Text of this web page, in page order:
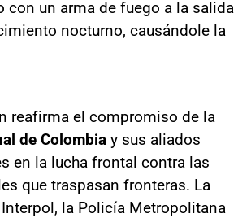
con un arma de fuego a la salida
nocturno, causándole la
reafirma el compromiso de la
de Colombia y sus aliados
en la lucha frontal contra las
que traspasan fronteras. La
la Policía Metropolitana